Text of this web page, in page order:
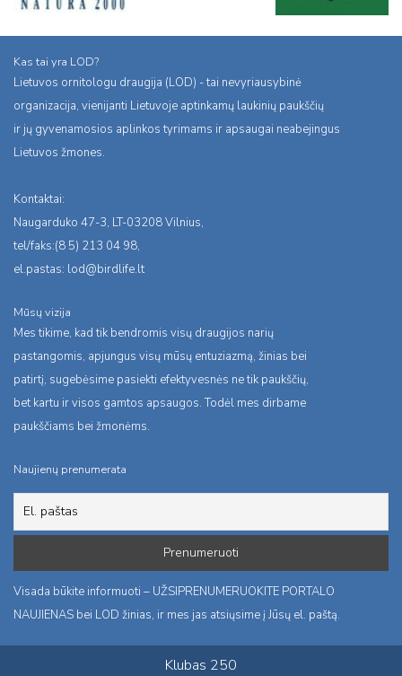
Kas tai yra LOD?
Lietuvos ornitologu draugija (LOD) - tai nevyriausybinė
organizacija, vienijanti Lietuvoje aptinkamų laukinių paukščių
ir jų gyvenamosios aplinkos tyrimams ir apsaugai neabejingus
Lietuvos žmones.
Kontaktai:
Naugarduko 47-3, LT-03208 Vilnius,
tel/faks:(8 5) 213 04 98,
el.pastas: lod@birdlife.lt
Mūsų vizija
Mes tikime, kad tik bendromis visų draugijos narių
pastangomis, apjungus visų mūsų entuziazmą, žinias bei
patirtį, sugebėsime pasiekti efektyvesnės ne tik paukščių,
bet kartu ir visos gamtos apsaugos. Todėl mes dirbame
paukščiams bei žmonėms.
Naujienų prenumerata
Visada būkite informuoti – UŽSIPRENUMERUOKITE PORTALO
NAUJIENAS bei LOD žinias, ir mes jas atsiųsime į Jūsų el. paštą.
Klubas 250